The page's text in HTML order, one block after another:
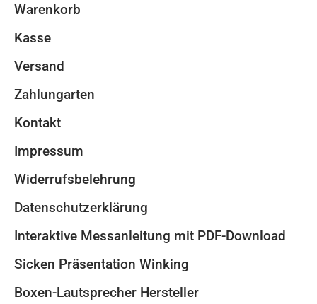
Warenkorb
Kasse
Versand
Zahlungarten
Kontakt
Impressum
Widerrufsbelehrung
Datenschutzerklärung
Interaktive Messanleitung mit PDF-Download
Sicken Präsentation Winking
Boxen-Lautsprecher Hersteller